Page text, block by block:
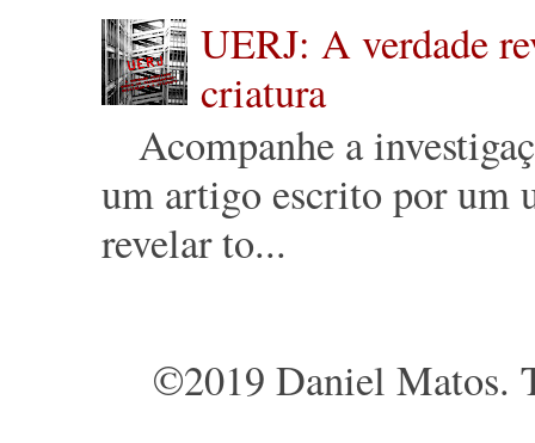
UERJ: A verdade
criatura
Acompanhe a
um artigo escrito por um
revelar to...
©2019 Daniel Matos.